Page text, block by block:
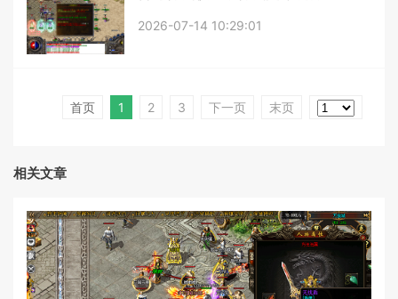
2026-07-14 10:29:01
首页 1 2 3 下一页 末页
相关文章